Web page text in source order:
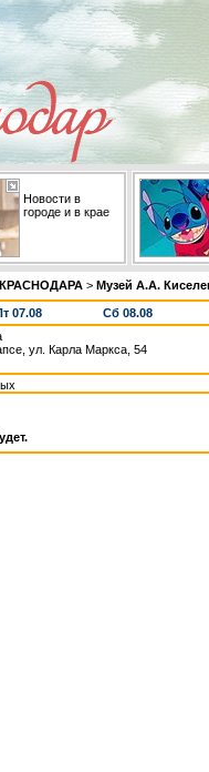
Новости в
городе и в крае
> Музей А.А.
07.08
Сб 08.08
ул. Карла Маркса, 54